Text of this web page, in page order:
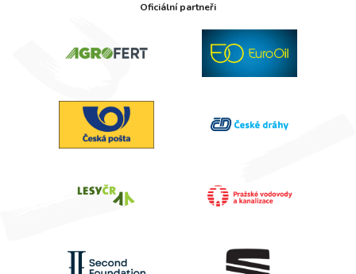
Oficiální partneři